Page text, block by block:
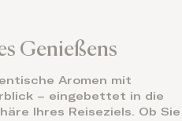
Genießens
Aromen mit
– eingebettet in die
Ihres Reiseziels. Ob Sie